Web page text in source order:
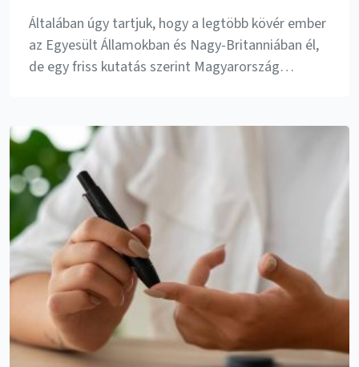
Általában úgy tartjuk, hogy a legtöbb kövér ember
az Egyesült Államokban és Nagy-Britanniában él,
de egy friss kutatás szerint Magyarország…